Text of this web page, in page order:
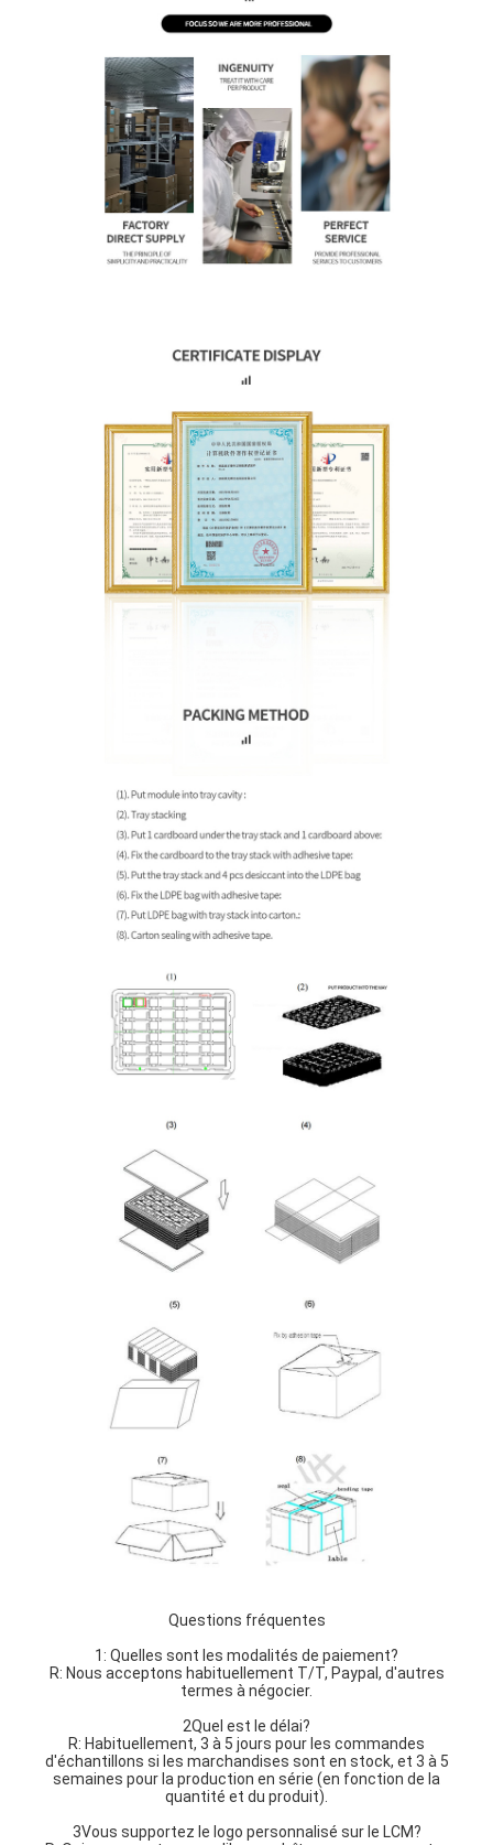
Questions fréquentes
1: Quelles sont les modalités de paiement?
R: Nous acceptons habituellement T/T, Paypal, d'autres
termes à négocier.
2Quel est le délai?
R: Habituellement, 3 à 5 jours pour les commandes
d'échantillons si les marchandises sont en stock, et 3 à 5
semaines pour la production en série (en fonction de la
quantité et du produit).
3Vous supportez le logo personnalisé sur le LCM?